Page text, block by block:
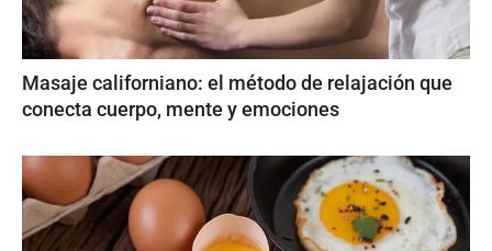
Masaje californiano: el método de relajación que
conecta cuerpo, mente y emociones